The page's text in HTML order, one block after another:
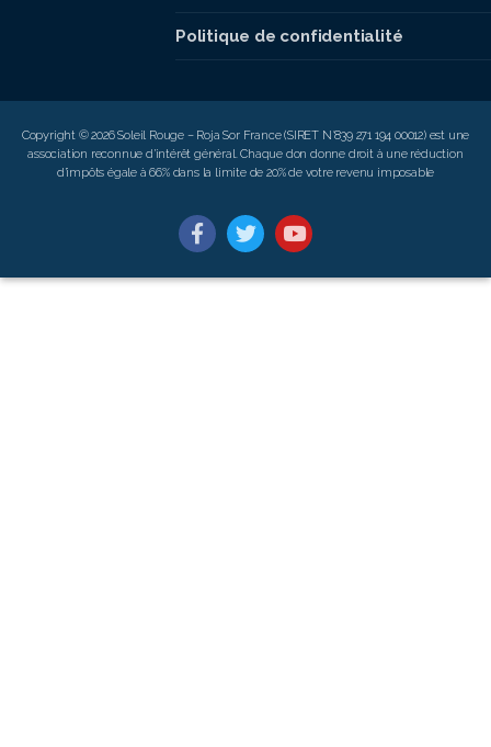
Politique de confidentialité
Copyright © 2026 Soleil Rouge – Roja Sor France (SIRET N°839 271 194 00012) est une
association reconnue d’intérêt général. Chaque don donne droit à une réduction
d’impôts égale à 66% dans la limite de 20% de votre revenu imposable